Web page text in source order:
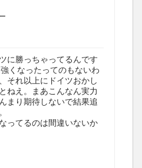
に勝っちゃってるんです
くなったってのもないわ
それ以上にドイツおかし
ねえ。まあこんなん実力
まり期待しないで結果追
ってるのは間違いないか